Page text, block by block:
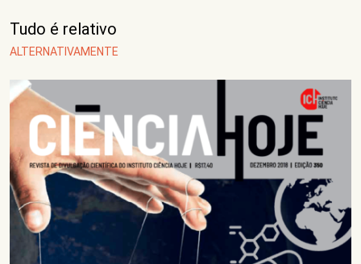
Tudo é relativo
ALTERNATIVAMENTE